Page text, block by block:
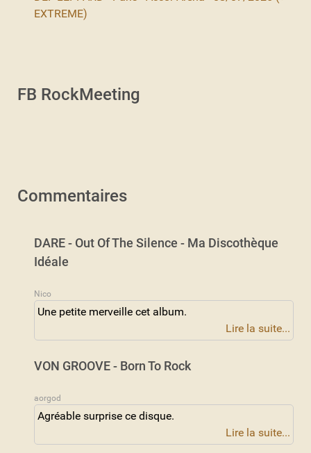
EXTREME)
FB RockMeeting
Commentaires
DARE - Out Of The Silence - Ma Discothèque
Idéale
Nico
Une petite merveille cet album.
Lire la suite...
VON GROOVE - Born To Rock
aorgod
Agréable surprise ce disque.
Lire la suite...